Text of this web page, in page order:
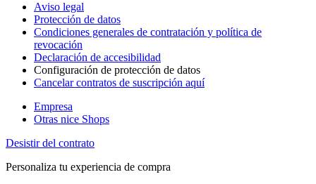
Aviso legal
Protección de datos
Condiciones generales de contratación y política de
revocación
Declaración de accesibilidad
Configuración de protección de datos
Cancelar contratos de suscripción aquí
Empresa
Otras nice Shops
Desistir del contrato
Personaliza tu experiencia de compra